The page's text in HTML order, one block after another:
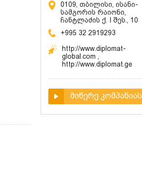
0109, თბილისი, ისანი-
სამგორის რაიონი,
ჩანტლაძის ქ. I შეს., 10
+995 32 2919293
http://www.diplomat-
global.com
http://www.diplomat.ge
მიწერე კომპანიას